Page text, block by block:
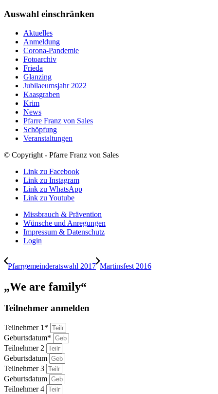
Auswahl einschränken
Aktuelles
Anmeldung
Corona-Pandemie
Fotoarchiv
Frieda
Glanzing
Jubilaeumsjahr 2022
Kaasgraben
Krim
News
Pfarre Franz von Sales
Schöpfung
Veranstaltungen
© Copyright - Pfarre Franz von Sales
Link zu Facebook
Link zu Instagram
Link zu WhatsApp
Link zu Youtube
Missbrauch & Prävention
Wünsche und Anregungen
Impressum & Datenschutz
Login
Pfarrgemeinderatswahl 2017 Martinsfest 2016
„We are family“
Teilnehmer anmelden
Teilnehmer 1*
Geburtsdatum*
Teilnehmer 2
Geburtsdatum
Teilnehmer 3
Geburtsdatum
Teilnehmer 4